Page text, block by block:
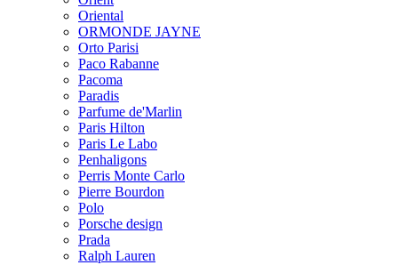
Oriental
ORMONDE JAYNE
Orto Parisi
Paco Rabanne
Pacoma
Paradis
Parfume de'Marlin
Paris Hilton
Paris Le Labo
Penhaligons
Perris Monte Carlo
Pierre Bourdon
Polo
Porsche design
Prada
Ralph Lauren